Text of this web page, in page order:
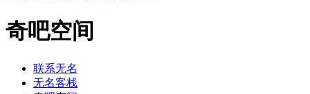
奇吧空间
联系无名
无名客栈